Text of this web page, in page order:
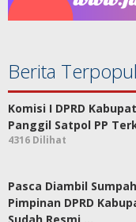
Berita
Komisi I DPRD
Panggil Satpol PP
4316 Dilihat
Pasca Diambil
Pimpinan DPRD